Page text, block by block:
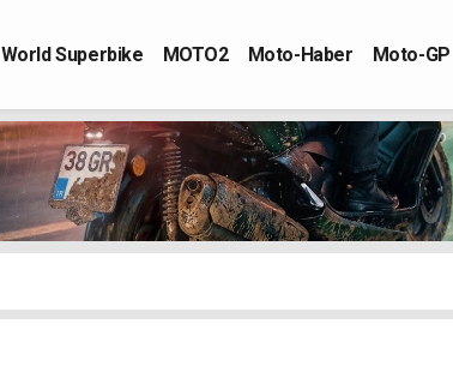
World Superbike MOTO2 Moto-Haber Moto-GP